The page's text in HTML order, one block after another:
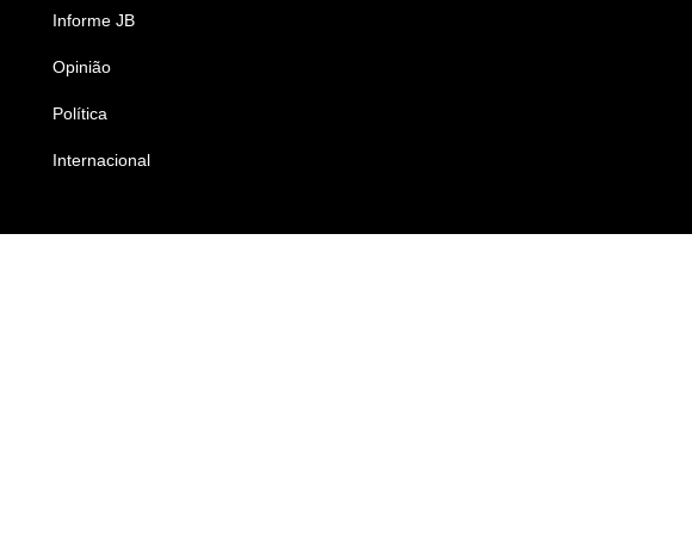
Informe JB
Opinião
Política
Internacional